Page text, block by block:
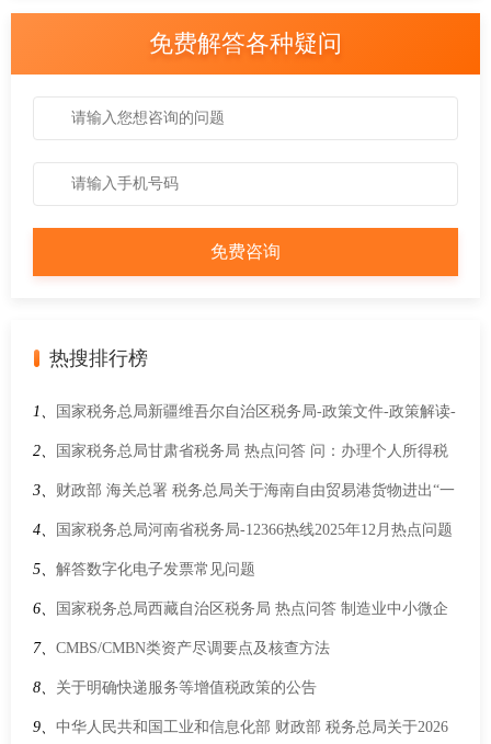
免费解答各种疑问
热搜排行榜
1、 国家税务总局新疆维吾尔自治区税务局-政策文件-政策解读-
财政部 税务总局 住房城乡建设部有关司负责人就促进房地产市
场平稳健康发展税收政策答记者问
2、 国家税务总局甘肃省税务局 热点问答 问：办理个人所得税
综合所得汇算清缴时提示街道乡镇代码不存在，如何处理？
3、 财政部 海关总署 税务总局关于海南自由贸易港货物进出“一
线”、“二线”及在岛内流通税收政策的通知
4、 国家税务总局河南省税务局-12366热线2025年12月热点问题
5、 解答数字化电子发票常见问题
6、 国家税务总局西藏自治区税务局 热点问答 制造业中小微企
业延缓缴纳部分税费中中小微企业标准是什么？
7、 CMBS/CMBN类资产尽调要点及核查方法
8、 关于明确快递服务等增值税政策的公告
9、 中华人民共和国工业和信息化部 财政部 税务总局关于2026